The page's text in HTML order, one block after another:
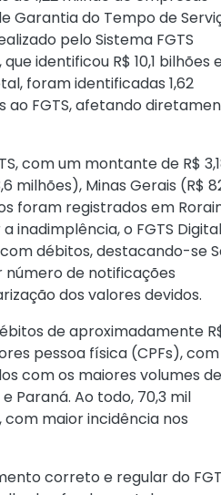
Garantia do Tempo de
pelo Sistema FGTS
identificou R$ 10,1 bilhões
foram identificadas 1,62
ao FGTS, afetando
com um montante de R$
milhões), Minas Gerais (R$
foram registrados em
inadimplência, o FGTS
débitos, destacando-se
número de notificações
dos valores devidos.
de aproximadamente
pessoa física (CPFs), com
com os maiores volumes de
Paraná. Ao todo, 70,3 mil
maior incidência nos
correto e regular do